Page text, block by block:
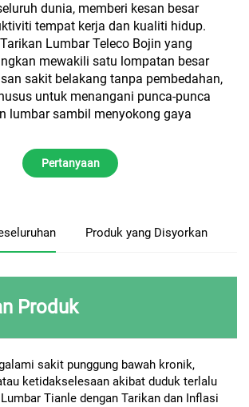
dunia, memberi kesan besar
tempat kerja dan kualiti hidup.
Lumbar Teleco Bojin yang
mewakili satu lompatan besar
sakit belakang tanpa pembedahan,
untuk menangani punca-punca
lumbar sambil menyokong gaya
Pertanyaan
Produk yang Disyorkan
Produk
sakit punggung bawah kronik,
ketidakselesaan akibat duduk terlalu
Tianle dengan Tarikan dan Inflasi